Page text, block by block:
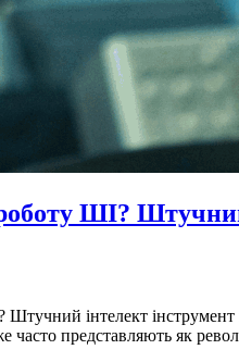
ШІ?
інтелект
часто представляють як